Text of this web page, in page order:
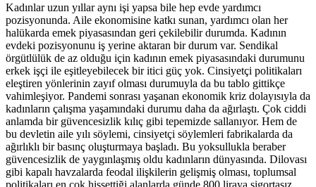
Kadınlar uzun yıllar aynı işi yapsa bile hep evde yardımcı
pozisyonunda. Aile ekonomisine katkı sunan, yardımcı olan her
halükarda emek piyasasından geri çekilebilir durumda. Kadının
evdeki pozisyonunu iş yerine aktaran bir durum var. Sendikal
örgütlülük de az olduğu için kadının emek piyasasındaki durumunu
erkek işçi ile eşitleyebilecek bir itici güç yok. Cinsiyetçi politikaları
eleştiren yönlerinin zayıf olması durumuyla da bu tablo gittikçe
vahimleşiyor. Pandemi sonrası yaşanan ekonomik kriz dolayısıyla da
kadınların çalışma yaşamındaki durumu daha da ağırlaştı. Çok ciddi
anlamda bir güvencesizlik kılıç gibi tepemizde sallanıyor. Hem de
bu devletin aile yılı söylemi, cinsiyetçi söylemleri fabrikalarda da
ağırlıklı bir basınç oluşturmaya başladı. Bu yoksullukla beraber
güvencesizlik de yaygınlaşmış oldu kadınların dünyasında. Dilovası
gibi kapalı havzalarda feodal ilişkilerin gelişmiş olması, toplumsal
politikaları en çok hissettiği alanlarda günde 800 liraya sigortasız,